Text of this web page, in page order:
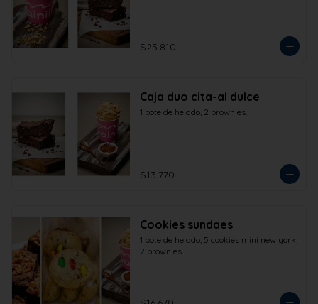
$25.810
Caja duo cita-al dulce
1 pote de helado, 2 brownies.
$13.770
Cookies sundaes
1 pote de helado, 5 cookies mini new york,
2 brownies.